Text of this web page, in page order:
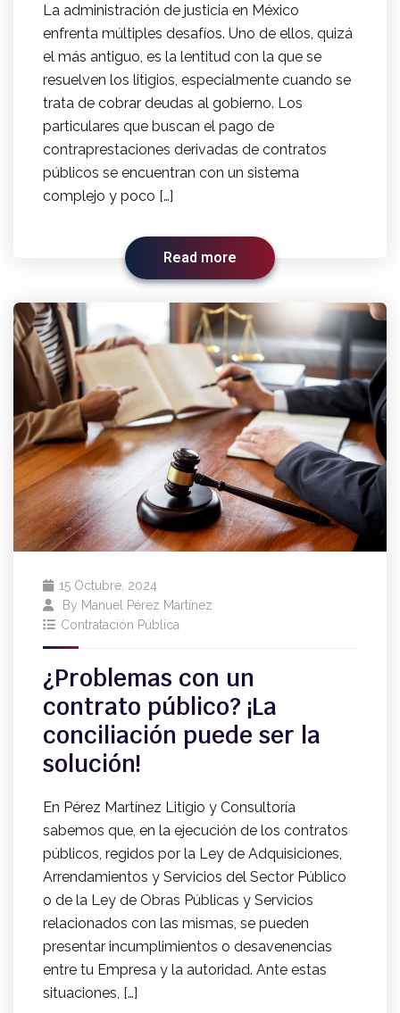
La administración de justicia en México
enfrenta múltiples desafíos. Uno de ellos, quizá
el más antiguo, es la lentitud con la que se
resuelven los litigios, especialmente cuando se
trata de cobrar deudas al gobierno. Los
particulares que buscan el pago de
contraprestaciones derivadas de contratos
públicos se encuentran con un sistema
complejo y poco […]
Read more
15 Octubre, 2024
By Manuel Pérez Martínez
Contratación Pública
¿Problemas con un
contrato público? ¡La
conciliación puede ser la
solución!
En Pérez Martínez Litigio y Consultoría
sabemos que, en la ejecución de los contratos
públicos, regidos por la Ley de Adquisiciones,
Arrendamientos y Servicios del Sector Público
o de la Ley de Obras Públicas y Servicios
relacionados con las mismas, se pueden
presentar incumplimientos o desavenencias
entre tu Empresa y la autoridad. Ante estas
situaciones, […]